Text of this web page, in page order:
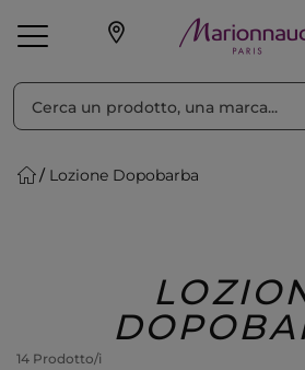
Make-up Profumi
Lozione Dopobarba
14 Prodotto/i
Ordina per